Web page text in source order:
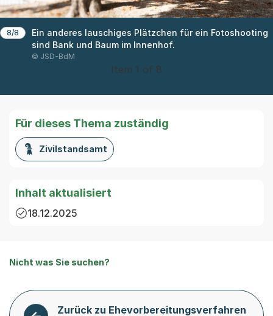
8/8
Ein anderes lauschiges Plätzchen für ein Fotoshooting
sind Bank und Baum im Innenhof.
© JSD-BdM
Item 1 of 8
Für dieses Thema zuständig
Zivilstandsamt
Inhalt aktualisiert
18.12.2025
Nicht was Sie suchen?
Zurück zu Ehevorbereitungsverfahren